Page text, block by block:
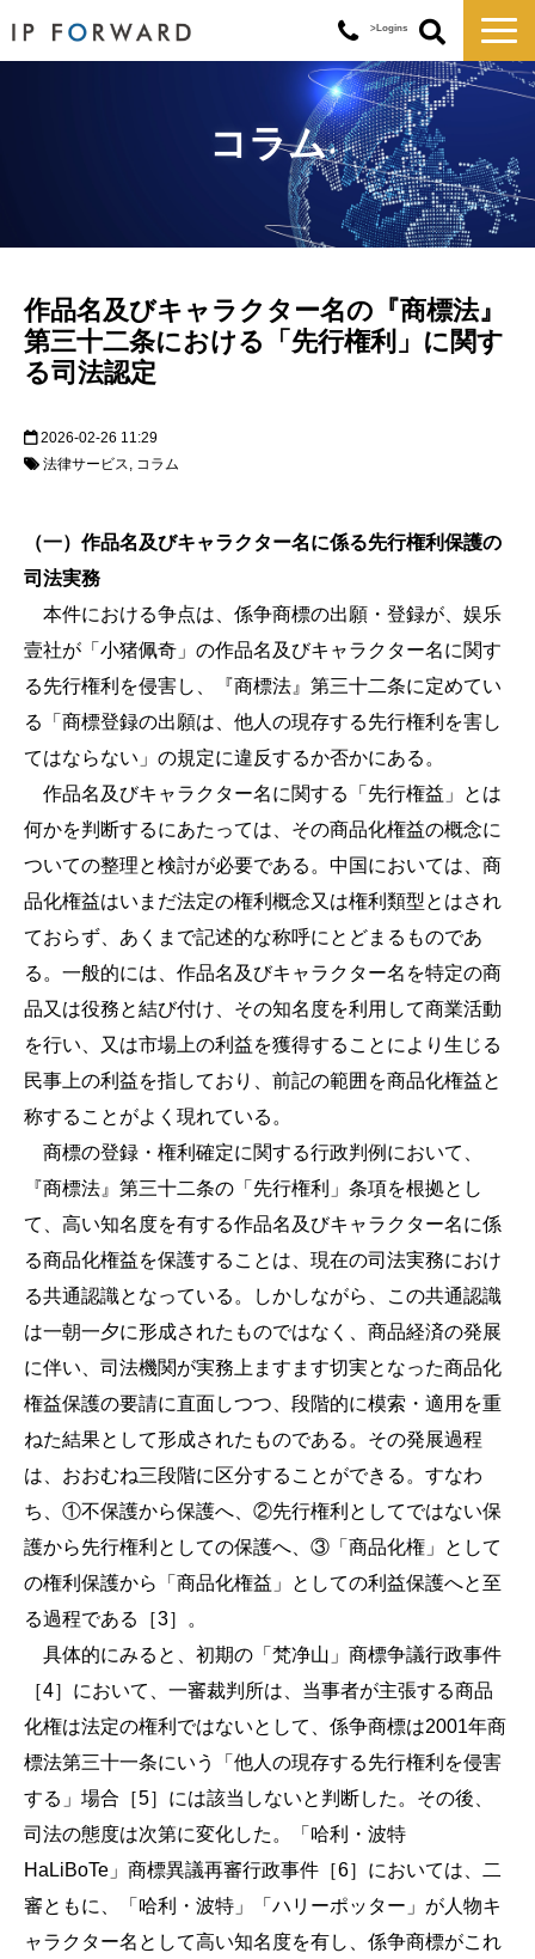
>Logins
サービス一覧
対応実績
コラム
お知らせ
企業情報
コラム
作品名及びキャラクター名の『商標法』
第三十二条における「先行権利」に関す
る司法認定
2026-02-26 11:29
法律サービス コラム
（一）作品名及びキャラクター名に係る先行権利保護の
司法実務
本件における争点は、係争商標の出願・登録が、娱乐
壹社が「小猪佩奇」の作品名及びキャラクター名に関す
る先行権利を侵害し、『商標法』第三十二条に定めてい
る「商標登録の出願は、他人の現存する先行権利を害し
てはならない」の規定に違反するか否かにある。
作品名及びキャラクター名に関する「先行権益」とは
何かを判断するにあたっては、その商品化権益の概念に
ついての整理と検討が必要である。中国においては、商
品化権益はいまだ法定の権利概念又は権利類型とはされ
ておらず、あくまで記述的な称呼にとどまるものであ
る。一般的には、作品名及びキャラクター名を特定の商
品又は役務と結び付け、その知名度を利用して商業活動
を行い、又は市場上の利益を獲得することにより生じる
民事上の利益を指しており、前記の範囲を商品化権益と
称することがよく現れている。
商標の登録・権利確定に関する行政判例において、
『商標法』第三十二条の「先行権利」条項を根拠とし
て、高い知名度を有する作品名及びキャラクター名に係
る商品化権益を保護することは、現在の司法実務におけ
る共通認識となっている。しかしながら、この共通認識
は一朝一夕に形成されたものではなく、商品経済の発展
に伴い、司法機関が実務上ますます切実となった商品化
権益保護の要請に直面しつつ、段階的に模索・適用を重
ねた結果として形成されたものである。その発展過程
は、おおむね三段階に区分することができる。すなわ
ち、①不保護から保護へ、②先行権利としてではない保
護から先行権利としての保護へ、③「商品化権」として
の権利保護から「商品化権益」としての利益保護へと至
る過程である［3］。
具体的にみると、初期の「梵净山」商標争議行政事件
［4］において、一審裁判所は、当事者が主張する商品
化権は法定の権利ではないとして、係争商標は2001年商
標法第三十一条にいう「他人の現存する先行権利を侵害
する」場合［5］には該当しないと判断した。その後、
司法の態度は次第に変化した。「哈利・波特
HaLiBoTe」商標異議再審行政事件［6］においては、二
審ともに、「哈利・波特」「ハリーポッター」が人物キ
ャラクター名として高い知名度を有し、係争商標がこれ